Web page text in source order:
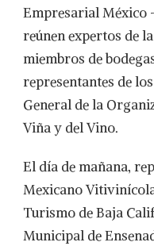
Empresarial México
reúnen expertos de
miembros de
representantes de
General de la
Viña y del Vino.
El día de mañana,
Mexicano
Turismo de Baja
Municipal de